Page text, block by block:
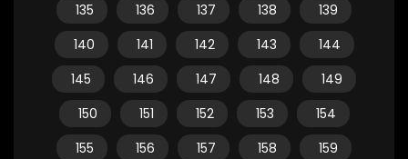
135
136 137 138
139
140
141 142 143
144
145
146 147 148
149
150
151 152 153
154
155
156 157 158
159